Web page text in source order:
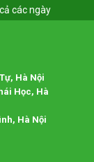
các ngày
Hà Nội
Học, Hà
Hà Nội